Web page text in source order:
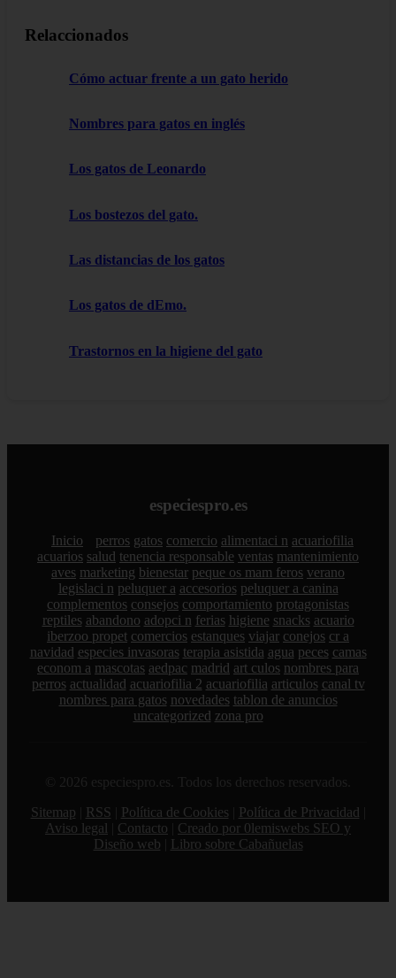
Relaccionados
Cómo actuar frente a un gato herido
Nombres para gatos en inglés
Los gatos de Leonardo
Los bostezos del gato.
Las distancias de los gatos
Los gatos de dEmo.
Trastornos en la higiene del gato
especiespro.es
Inicio perros gatos comercio alimentaci n acuariofilia
acuarios salud tenencia responsable ventas mantenimiento
aves marketing bienestar peque os mam feros verano
legislaci n peluquer a accesorios peluquer a canina
complementos consejos comportamiento protagonistas
reptiles abandono adopci n ferias higiene snacks acuario
iberzoo propet comercios estanques viajar conejos cr a
navidad especies invasoras terapia asistida agua peces camas
econom a mascotas aedpac madrid art culos nombres para
perros actualidad acuariofilia 2 acuariofilia articulos canal tv
nombres para gatos novedades tablon de anuncios
uncategorized zona pro
© 2026 especiespro.es. Todos los derechos reservados.
Sitemap
RSS Política de Cookies Política de Privacidad
Aviso legal
Contacto
Creado por 0lemiswebs SEO y
Diseño web
Libro sobre Cabañuelas